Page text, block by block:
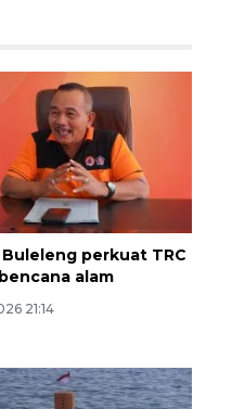
Buleleng perkuat TRC
alam
21:14
kejahatan